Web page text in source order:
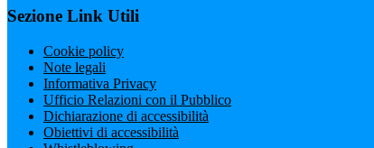
Sezione Link Utili
Cookie policy
Note legali
Informativa Privacy
Ufficio Relazioni con il Pubblico
Dichiarazione di accessibilità
Obiettivi di accessibilità